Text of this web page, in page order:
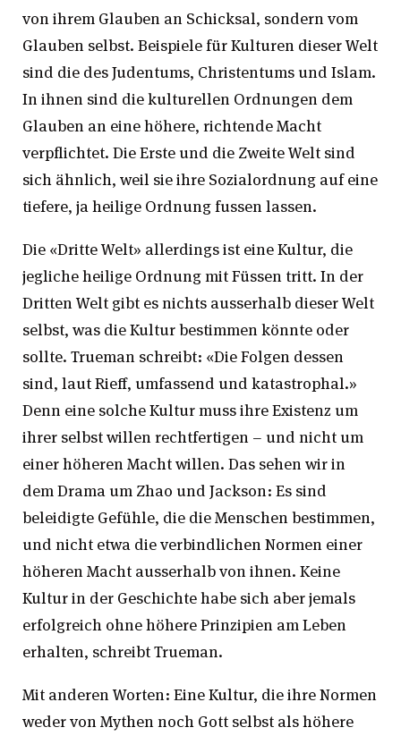
von ihrem Glauben an Schicksal, sondern vom
Glauben selbst. Beispiele für Kulturen dieser Welt
sind die des Judentums, Christentums und Islam.
In ihnen sind die kulturellen Ordnungen dem
Glauben an eine höhere, richtende Macht
verpflichtet. Die Erste und die Zweite Welt sind
sich ähnlich, weil sie ihre Sozialordnung auf eine
tiefere, ja heilige Ordnung fussen lassen.
Die «Dritte Welt» allerdings ist eine Kultur, die
jegliche heilige Ordnung mit Füssen tritt. In der
Dritten Welt gibt es nichts ausserhalb dieser Welt
selbst, was die Kultur bestimmen könnte oder
sollte. Trueman schreibt: «Die Folgen dessen
sind, laut Rieff, umfassend und katastrophal.»
Denn eine solche Kultur muss ihre Existenz um
ihrer selbst willen rechtfertigen – und nicht um
einer höheren Macht willen. Das sehen wir in
dem Drama um Zhao und Jackson: Es sind
beleidigte Gefühle, die die Menschen bestimmen,
und nicht etwa die verbindlichen Normen einer
höheren Macht ausserhalb von ihnen. Keine
Kultur in der Geschichte habe sich aber jemals
erfolgreich ohne höhere Prinzipien am Leben
erhalten, schreibt Trueman.
Mit anderen Worten: Eine Kultur, die ihre Normen
weder von Mythen noch Gott selbst als höhere